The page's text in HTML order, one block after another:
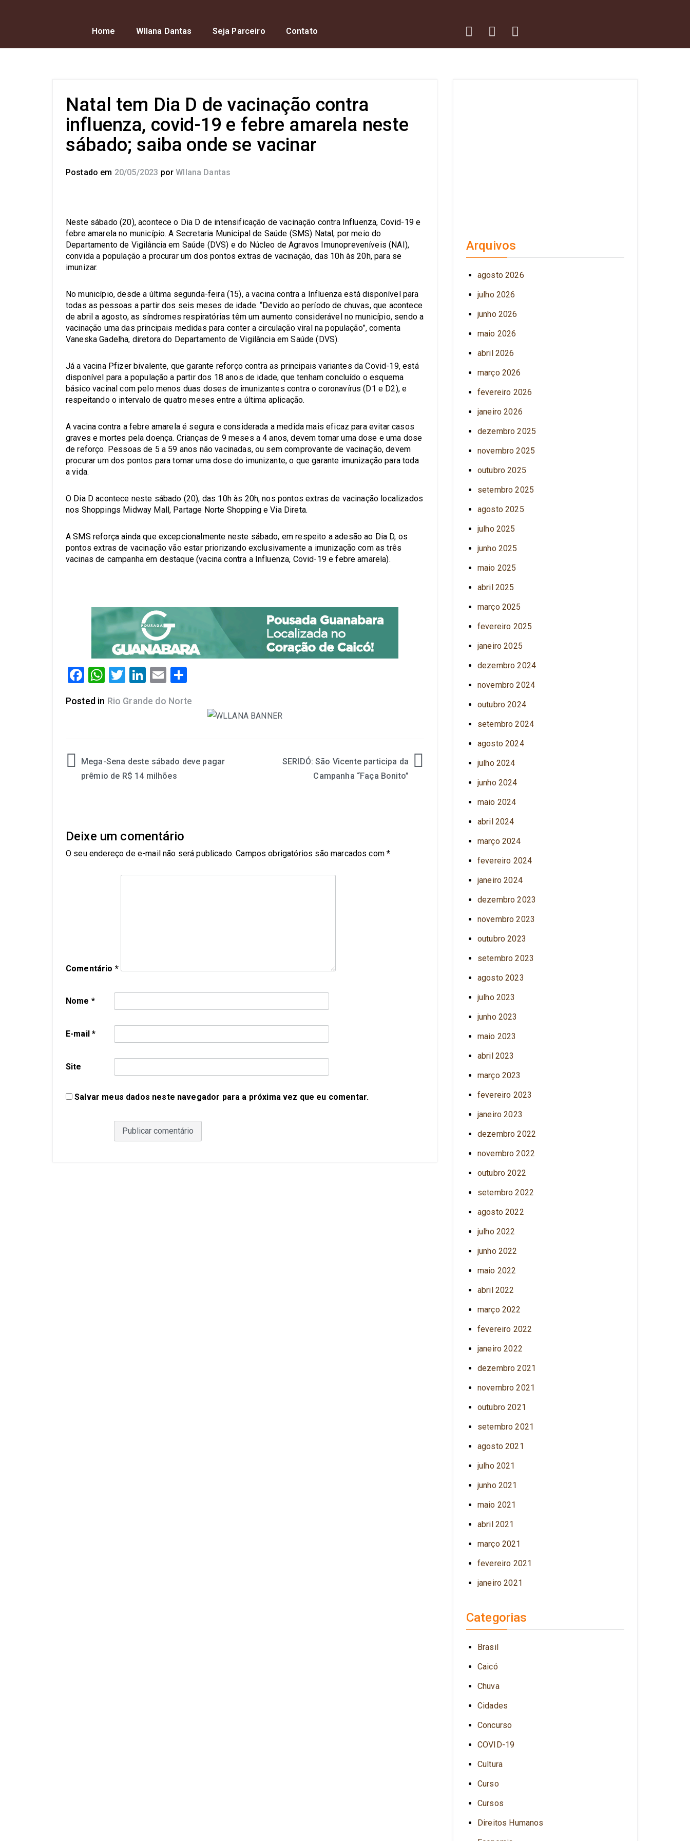
Home Wllana Dantas Seja Parceiro Contato
Natal tem Dia D de vacinação contra
influenza, covid-19 e febre amarela neste
sábado; saiba onde se vacinar
Postado em 20/05/2023 por Wllana Dantas
Neste sábado (20), acontece o Dia D de intensificação de vacinação contra Influenza, Covid-19 e
febre amarela no município. A Secretaria Municipal de Saúde (SMS) Natal, por meio do
Departamento de Vigilância em Saúde (DVS) e do Núcleo de Agravos Imunopreveníveis (NAI),
convida a população a procurar um dos pontos extras de vacinação, das 10h às 20h, para se
imunizar.
No município, desde a última segunda-feira (15), a vacina contra a Influenza está disponível para
todas as pessoas a partir dos seis meses de idade. “Devido ao período de chuvas, que acontece
de abril a agosto, as síndromes respiratórias têm um aumento considerável no município, sendo a
vacinação uma das principais medidas para conter a circulação viral na população”, comenta
Vaneska Gadelha, diretora do Departamento de Vigilância em Saúde (DVS).
Já a vacina Pfizer bivalente, que garante reforço contra as principais variantes da Covid-19, está
disponível para a população a partir dos 18 anos de idade, que tenham concluído o esquema
básico vacinal com pelo menos duas doses de imunizantes contra o coronavírus (D1 e D2), e
respeitando o intervalo de quatro meses entre a última aplicação.
A vacina contra a febre amarela é segura e considerada a medida mais eficaz para evitar casos
graves e mortes pela doença. Crianças de 9 meses a 4 anos, devem tomar uma dose e uma dose
de reforço. Pessoas de 5 a 59 anos não vacinadas, ou sem comprovante de vacinação, devem
procurar um dos pontos para tomar uma dose do imunizante, o que garante imunização para toda
a vida.
O Dia D acontece neste sábado (20), das 10h às 20h, nos pontos extras de vacinação localizados
nos Shoppings Midway Mall, Partage Norte Shopping e Via Direta.
A SMS reforça ainda que excepcionalmente neste sábado, em respeito a adesão ao Dia D, os
pontos extras de vacinação vão estar priorizando exclusivamente a imunização com as três
vacinas de campanha em destaque (vacina contra a Influenza, Covid-19 e febre amarela).
Facebook
WhatsApp
Twitter
LinkedIn
Email
Posted in Rio Grande do Norte
Mega-Sena deste sábado deve pagar
prêmio de R$ 14 milhões
SERIDÓ: São Vicente participa da
Campanha “Faça Bonito”
Deixe um comentário
O seu endereço de e-mail não será publicado. Campos obrigatórios são marcados com*
Comentário *
Nome *
E-mail*
Site
Salvar meus dados neste navegador para a próxima vez que eu comentar.
Arquivos
agosto 2026
julho 2026
junho 2026
maio 2026
abril 2026
março 2026
fevereiro 2026
janeiro 2026
dezembro 2025
novembro 2025
outubro 2025
setembro 2025
agosto 2025
julho 2025
junho 2025
maio 2025
abril 2025
março 2025
fevereiro 2025
janeiro 2025
dezembro 2024
novembro 2024
outubro 2024
setembro 2024
agosto 2024
julho 2024
junho 2024
maio 2024
abril 2024
março 2024
fevereiro 2024
janeiro 2024
dezembro 2023
novembro 2023
outubro 2023
setembro 2023
agosto 2023
julho 2023
junho 2023
maio 2023
abril 2023
março 2023
fevereiro 2023
janeiro 2023
dezembro 2022
novembro 2022
outubro 2022
setembro 2022
agosto 2022
julho 2022
junho 2022
maio 2022
abril 2022
março 2022
fevereiro 2022
janeiro 2022
dezembro 2021
novembro 2021
outubro 2021
setembro 2021
agosto 2021
julho 2021
junho 2021
maio 2021
abril 2021
março 2021
fevereiro 2021
janeiro 2021
Categorias
Brasil
Caicó
Chuva
Cidades
Concurso
COVID-19
Cultura
Curso
Cursos
Direitos Humanos